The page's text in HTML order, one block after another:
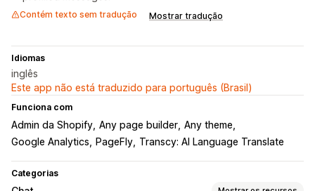
Contém texto sem tradução Mostrar tradução
Idiomas
inglês
Este app não está traduzido para português (Brasil)
Funciona com
Admin da Shopify Any page builder Any theme
Google Analytics
PageFly Transcy: AI Language Translate
Categorias